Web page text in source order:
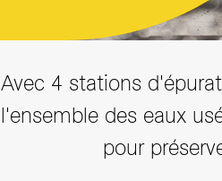
Avec 4 stations
l'ensemble des eaux
pour